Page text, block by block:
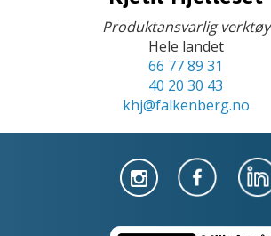
Produktansvarlig verktøy
Hele landet
66 77 89 31
40 20 30 43
khj@falkenberg.no